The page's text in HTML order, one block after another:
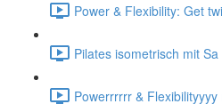
Power & Flexibility: Get
Pilates isometrisch mit
Powerrrrrr &